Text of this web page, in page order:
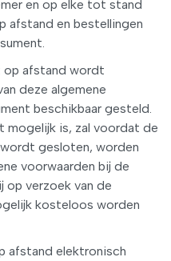
en op elke tot stand
afstand en bestellingen
op afstand wordt
deze algemene
beschikbaar gesteld.
mogelijk is, zal voordat de
gesloten, worden
voorwaarden bij de
op verzoek van de
kosteloos worden
afstand elektronisch